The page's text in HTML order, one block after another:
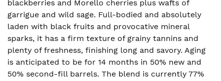
blackberries and Morello cherries plus wafts of
garrigue and wild sage. Full-bodied and absolutely
laden with black fruits and provocative mineral
sparks, it has a firm texture of grainy tannins and
plenty of freshness, finishing long and savory. Aging
is anticipated to be for 14 months in 50% new and
50% second-fill barrels. The blend is currently 77%